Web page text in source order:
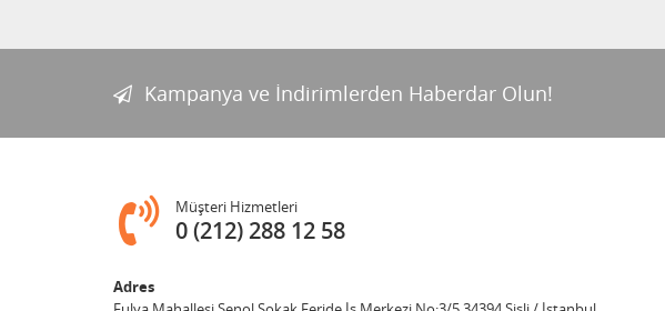
Kampanya ve İndirimlerden Haberdar Olun!
Müşteri Hizmetleri
0 (212) 288 12 58
Adres